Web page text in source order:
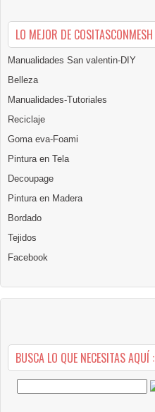
LO MEJOR DE COSITASCONMESH
Manualidades San valentin-DIY
Belleza
Manualidades-Tutoriales
Reciclaje
Goma eva-Foami
Pintura en Tela
Decoupage
Pintura en Madera
Bordado
Tejidos
Facebook
BUSCA LO QUE NECESITAS AQUÍ :